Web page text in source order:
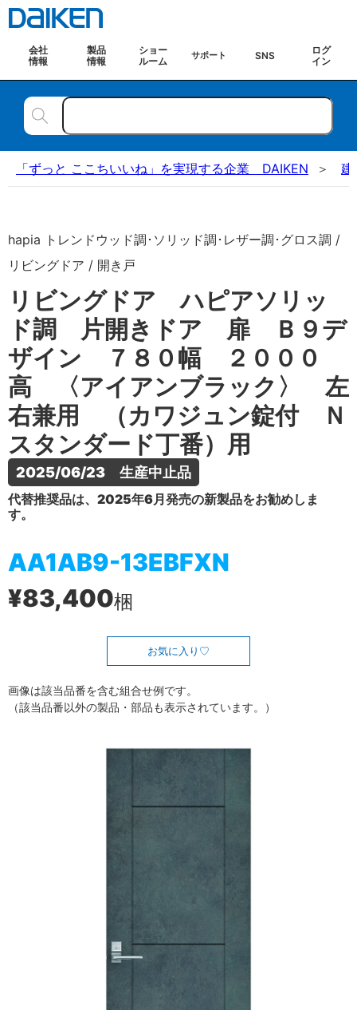
会社
情報
製品
情報
ショー
ルーム
サポート SNS
ログ
イン
「ずっと ここちいいね」を実現する企業 DAIKEN 建
hapia トレンドウッド調･ソリッド調･レザー調･グロス調 /
リビングドア / 開き戸
リビングドア ハピアソリッ
ド調 片開きドア 扉 Ｂ９デ
ザイン ７８０幅 ２０００
高 〈アイアンブラック〉 左
右兼用 （カワジュン錠付 Ｎ
スタンダード丁番）用
2025/06/23　生産中止品
代替推奨品は、2025年6月発売の新製品をお勧めしま
す。
AA1AB9-13EBFXN
¥83,400梱
お気に入り
画像は該当品番を含む組合せ例です。
（該当品番以外の製品・部品も表示されています。）